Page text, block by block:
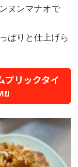
ヌンマナオで
ぱりと仕上げら
プリックタイ
ย